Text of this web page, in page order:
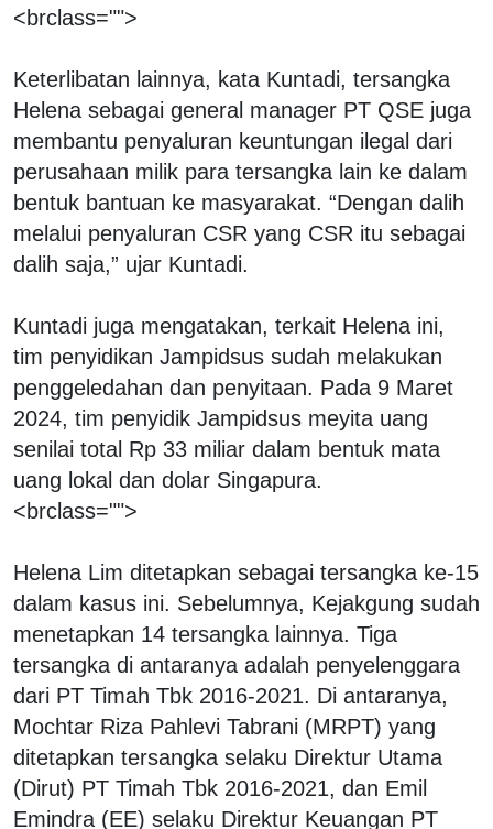
<brclass="">
Keterlibatan lainnya, kata Kuntadi, tersangka
Helena sebagai general manager PT QSE juga
membantu penyaluran keuntungan ilegal dari
perusahaan milik para tersangka lain ke dalam
bentuk bantuan ke masyarakat. “Dengan dalih
melalui penyaluran CSR yang CSR itu sebagai
dalih saja,” ujar Kuntadi.
Kuntadi juga mengatakan, terkait Helena ini,
tim penyidikan Jampidsus sudah melakukan
penggeledahan dan penyitaan. Pada 9 Maret
2024, tim penyidik Jampidsus meyita uang
senilai total Rp 33 miliar dalam bentuk mata
uang lokal dan dolar Singapura.
<brclass="">
Helena Lim ditetapkan sebagai tersangka ke-15
dalam kasus ini. Sebelumnya, Kejakgung sudah
menetapkan 14 tersangka lainnya. Tiga
tersangka di antaranya adalah penyelenggara
dari PT Timah Tbk 2016-2021. Di antaranya,
Mochtar Riza Pahlevi Tabrani (MRPT) yang
ditetapkan tersangka selaku Direktur Utama
(Dirut) PT Timah Tbk 2016-2021, dan Emil
Emindra (EE) selaku Direktur Keuangan PT